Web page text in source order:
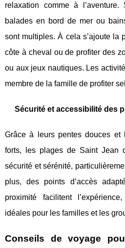
relaxation comme à l’aventure.
balades en bord de mer ou
sont multiples. À cela s’ajoute la
côte à cheval ou de profiter des
ou aux jeux nautiques. Les
membre de la famille de profiter
Sécurité et accessibilité des
Grâce à leurs pentes douces et
forts, les plages de Saint Jean
sécurité et sérénité,
plus, des points d’accès
proximité facilitent
idéales pour les familles et les
Conseils de voyage